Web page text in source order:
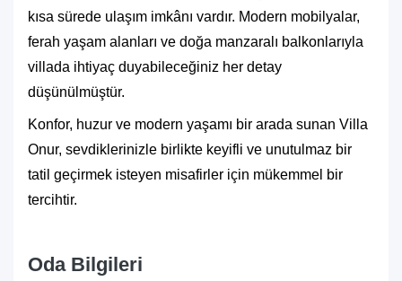
kısa sürede ulaşım imkânı vardır. Modern mobilyalar,
ferah yaşam alanları ve doğa manzaralı balkonlarıyla
villada ihtiyaç duyabileceğiniz her detay
düşünülmüştür.
Konfor, huzur ve modern yaşamı bir arada sunan Villa
Onur, sevdiklerinizle birlikte keyifli ve unutulmaz bir
tatil geçirmek isteyen misafirler için mükemmel bir
tercihtir.
Oda Bilgileri